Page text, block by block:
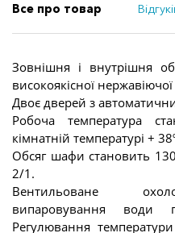
Все про товар
Зовнішня і внутрішня
високоякісної нержавіючої
Двоє дверей з
Робоча температура
кімнатній температурі +
Обсяг шафи становить
2/1.
Вентильоване
випаровування води
Регулювання